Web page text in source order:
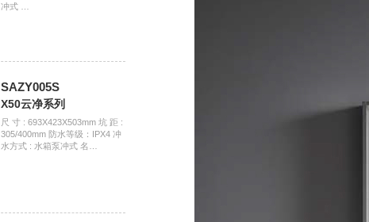
冲式 …
SAZY005S
X50云净系列
尺 寸 : 693X423X503mm 坑 距 :
305/400mm 防水等级：IPX4 冲
水方式 : 水箱泵冲式 名…